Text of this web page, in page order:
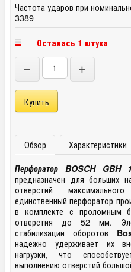
Частота ударов при
3389
Осталась 1 штука
− +
Обзор Характеристики
Перфоратор BOSCH
предназначен для больших
отверстий
единственный перфоратор
в комплекте с проломным
отверстия до 52 мм.
стабилизации оборотов
надежно удерживает их
нагрузки, что
выполнению отверстий